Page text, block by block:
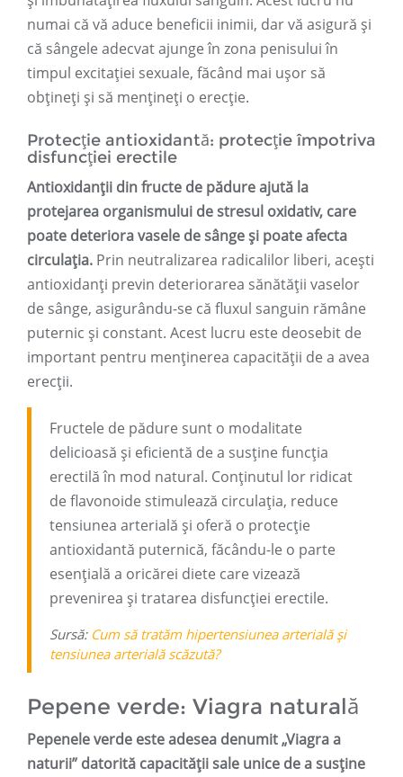
numai că vă aduce beneficii inimii, dar vă asigură și
că sângele adecvat ajunge în zona penisului în
timpul excitației sexuale, făcând mai ușor să
obțineți și să mențineți o erecție.
Protecție antioxidantă: protecție împotriva
disfuncției erectile
Antioxidanții din fructe de pădure ajută la
protejarea organismului de stresul oxidativ, care
poate deteriora vasele de sânge și poate afecta
circulația. Prin neutralizarea radicalilor liberi, acești
antioxidanți previn deteriorarea sănătății vaselor
de sânge, asigurându-se că fluxul sanguin rămâne
puternic și constant. Acest lucru este deosebit de
important pentru menținerea capacității de a avea
erecții.
Fructele de pădure sunt o modalitate
delicioasă și eficientă de a susține funcția
erectilă în mod natural. Conținutul lor ridicat
de flavonoide stimulează circulația, reduce
tensiunea arterială și oferă o protecție
antioxidantă puternică, făcându-le o parte
esențială a oricărei diete care vizează
prevenirea și tratarea disfuncției erectile.
Sursă: Cum să tratăm hipertensiunea arterială și
tensiunea arterială scăzută?
Pepene verde: Viagra naturală
Pepenele verde este adesea denumit „Viagra a
naturii” datorită capacității sale unice de a susține